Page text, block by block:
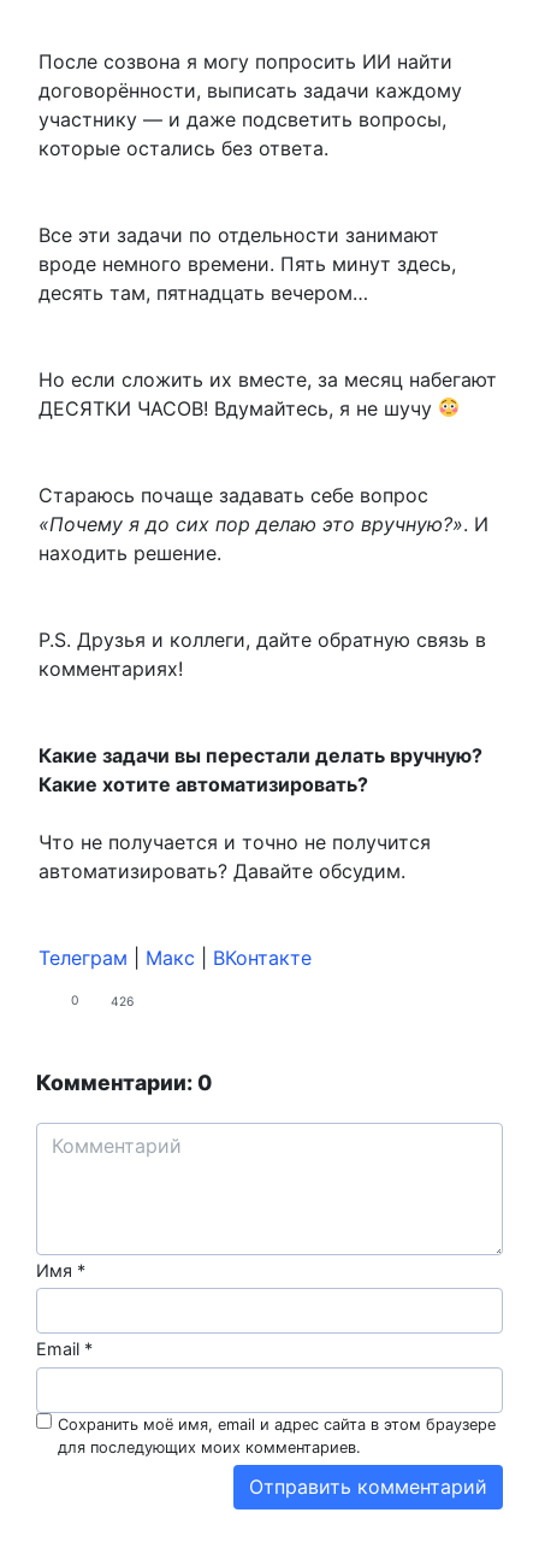
После созвона я могу попросить ИИ найти
договорённости, выписать задачи каждому
участнику — и даже подсветить вопросы,
которые остались без ответа.
Все эти задачи по отдельности занимают
вроде немного времени. Пять минут здесь,
десять там, пятнадцать вечером…
Но если сложить их вместе, за месяц набегают
ДЕСЯТКИ ЧАСОВ! Вдумайтесь, я не шучу
Стараюсь почаще задавать себе вопрос
«Почему я до сих пор делаю это вручную?». И
находить решение.
P.S. Друзья и коллеги, дайте обратную связь в
комментариях!
Какие задачи вы перестали делать вручную?
Какие хотите автоматизировать?
Что не получается и точно не получится
автоматизировать? Давайте обсудим.
Телеграм Maкс ВКонтакте
0 426
Комментарии: 0
Имя *
Email *
Сохранить моё имя, email и адрес сайта в этом браузере
для последующих моих комментариев.